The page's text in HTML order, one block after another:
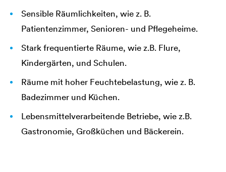
Sensible Räumlichkeiten, wie z. B.
Patientenzimmer, Senioren- und Pflegeheime.
Stark frequentierte Räume, wie z.B. Flure,
Kindergärten, und Schulen.
Räume mit hoher Feuchtebelastung, wie z. B.
Badezimmer und Küchen.
Lebensmittelverarbeitende Betriebe, wie z.B.
Gastronomie, Großküchen und Bäckerein.